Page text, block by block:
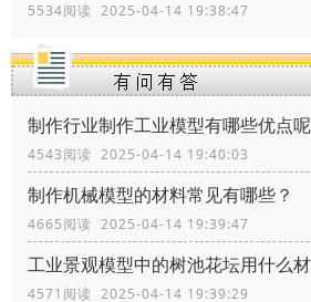
5534阅读 2025-04-14 19:38:47
制作行业制作工业模型有哪些优点
4543阅读 2025-04-14 19:40:03
制作机械模型的材料常见有哪些？
4665阅读 2025-04-14 19:39:47
工业景观模型中的树池花坛用什么
4571阅读 2025-04-14 19:39:29